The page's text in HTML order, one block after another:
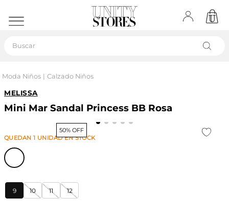
Moda Niños Calzado Niños
MELISSA
Mini Mar Sandal Princess BB Rosa
50% OFF
QUEDAN1 UNIDADEN STOCK
9 10 11 12